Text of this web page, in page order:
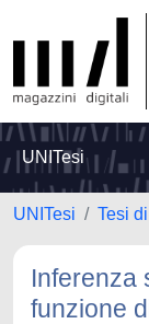
UNITesi
UNITesi Tesi
Inferenza
funzione